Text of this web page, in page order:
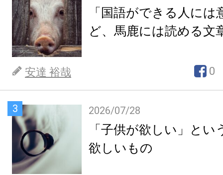
「国語ができる人には
ど、馬鹿には読める文
安達 裕哉 0
3 2026/07/28
「子供が欲しい」とい
欲しいもの